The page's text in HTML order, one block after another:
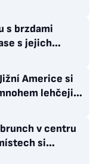
s brzdami
s jejich
Americe si
lehčeji,
v centru
si
i místní